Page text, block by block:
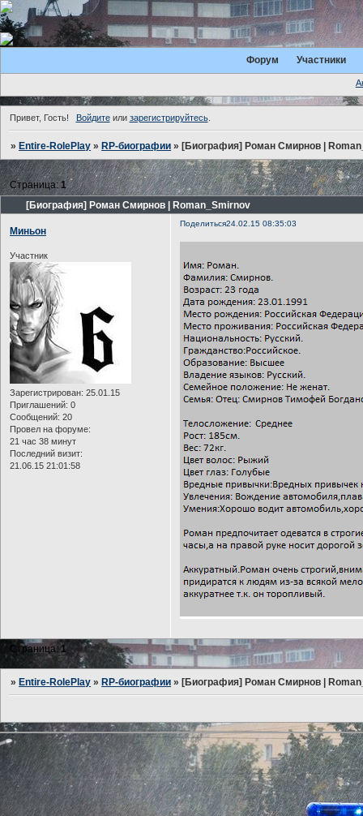
Форум Участники
Привет, Гость! Войдитеили зарегистрируйтесь.
»Entire-RolePlay »RP-биографии »[Биография] Роман Смирнов |
[Биография] Роман Смирнов | Roman_Smirnov
Страница:1
Поделиться24.02.15 08:35:03
Миньон
Участник
Зарегистрирован: 25.01.15
Приглашений: 0
Сообщений: 20
Провел на форуме:
21 час 38 минут
Последний визит:
21.06.15 21:01:58
Страница:1
» Entire-RolePlay » RP-биографии » [Биография] Роман Смирнов |